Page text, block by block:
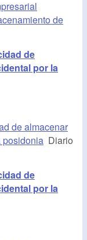
de
de
por la
de almacenar
posidonia Diario
de
por la